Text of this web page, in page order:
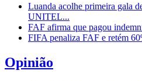
Luanda acolhe primeira gala
UNITEL...
FAF afirma que pagou
FIFA penaliza FAF e retém
Opinião